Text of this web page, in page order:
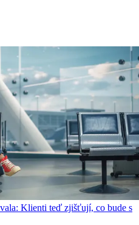
Klienti teď zjišťují, co bude s